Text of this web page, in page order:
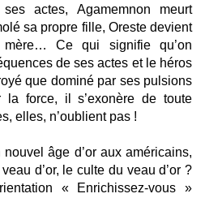
actes, Agamemnon meurt
sa propre fille, Oreste devient
Ce qui signifie qu’on
de ses actes et le héros
que dominé par ses pulsions
la force, il s’exonère de toute
elles, n’oublient pas !
âge d’or aux américains,
d’or, le culte du veau d’or ?
« Enrichissez-vous »